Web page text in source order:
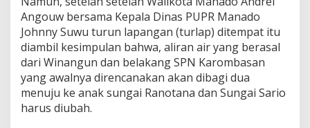
P
U
P
R
:
A
a
Angouw bersama Kepala Dinas PUPR Manado
Johnny Suwu turun lapangan (turlap) ditempat itu
diambil kesimpulan bahwa, aliran air yang berasal
dari Winangun dan belakang SPN Karombasan
yang awalnya direncanakan akan dibagi dua
menuju ke anak sungai Ranotana dan Sungai Sario
harus diubah.